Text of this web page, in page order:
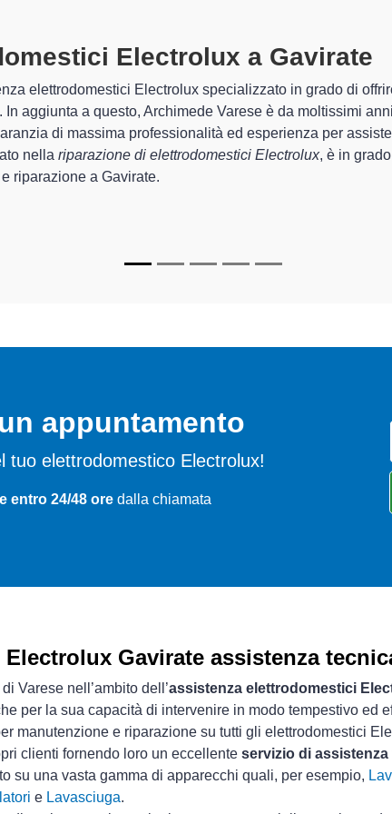
Electrolux A Gavirate
Varese sono in grado di garantire al cliente
e la riparazione del tuo elettrodomestico Electrolux
di Archimede Varese sono in grado di fornire
appuntamento
tuo elettrodomestico Electrolux!
entro 24/48 oredalla chiamata
Electrolux Gavirate assistenza
Varese nell’ambito dell’assistenza elettrodomestici
per la sua capacità di intervenire in modo tempestivo ed
manutenzione e riparazione su tutti gli elettrodomestici
clienti fornendo loro un eccellente servizio di
su una vasta gamma di apparecchi quali, per esempio,
e Lavasciuga.